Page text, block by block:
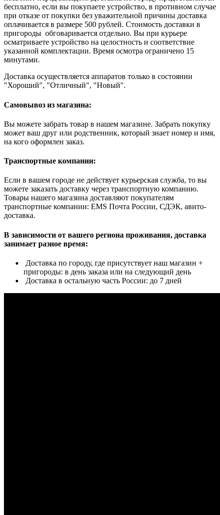
бесплатно, если вы покупаете устройство, в противном случае
при отказе от покупки без уважительной причины доставка
оплачивается в размере 500 рублей. Стоимость доставки в
пригороды обговаривается отдельно. Вы при курьере
осматриваете устройство на целостность и соответствие
указанной комплектации. Время осмотра ограничено 15
минутами.
Доставка осуществляется аппаратов только в состоянии
"Хороший", "Отличный", "Новый".
Самовывоз из магазина:
Вы можете забрать товар в нашем магазине. Забрать покупку
может ваш друг или родственник, который знает номер и имя,
на кого оформлен заказ.
Транспортные компании:
Если в вашем городе не действует курьерская служба, то вы
можете заказать доставку через транспортную компанию.
Товары нашего магазина доставляют покупателям
транспортные компании: EMS Почта России, СДЭК, авито-
доставка.
В зависимости от вашего региона проживания, доставка
занимает разное время:
Доставка по городу, где присутствует наш магазин +
пригороды: в день заказа или на следующий день
Доставка в остальную часть России: до 7 дней